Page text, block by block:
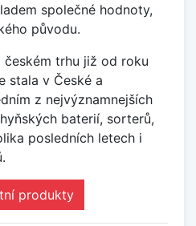
společné hodnoty,
původu.
českém trhu již od roku
stala v České a
z nejvýznamnejších
baterií, sorterů,
posledních letech i
produkty